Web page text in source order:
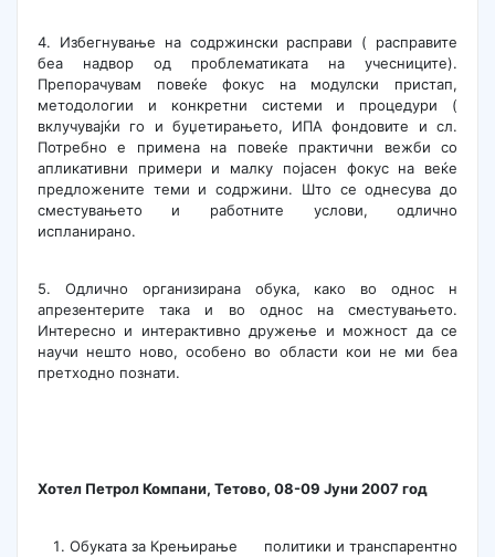
4. Избегнување на содржински расправи ( расправите
беа надвор од проблематиката на учесниците).
Препорачувам повеќе фокус на модулски пристап,
методологии и конкретни системи и процедури (
вклучувајќи го и буџетирањето, ИПА фондовите и сл.
Потребно е примена на повеќе практични вежби со
апликативни примери и малку појасен фокус на веќе
предложените теми и содржини. Што се однесува до
сместувањето и работните услови, одлично
испланирано.
5. Одлично организирана обука, како во однос н
апрезентерите така и во однос на сместувањето.
Интересно и интерактивно дружење и можност да се
научи нешто ново, особено во области кои не ми беа
претходно познати.
Хотел Петрол Компани, Тетово, 08-09 Јуни 2007 год
Обуката за Крењирање политики и транспарентно